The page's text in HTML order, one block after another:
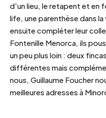
d'un lieu, le retapent et en
life, une parenthèse dans la
ensuite compléter leur
Fontenille Menorca, ils
un peu plus loin : deux
différentes mais
nous, Guillaume Foucher
meilleures adresses à